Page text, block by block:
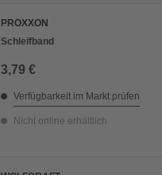
PROXXON
Schleifband
3,79 €
Verfügbarkeit im Markt prüfen
Nicht online erhältlich